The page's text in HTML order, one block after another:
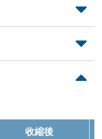
縁性に優れる
ASTM D2671
收縮後